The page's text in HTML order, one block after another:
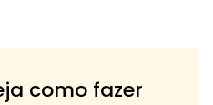
como fazer